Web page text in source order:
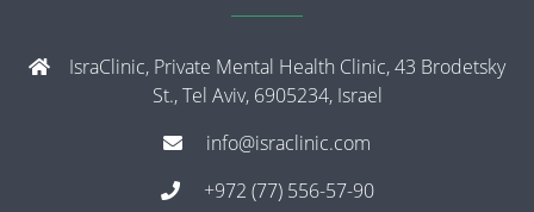
IsraClinic, Private Mental Health Clinic, 43 Brodetsky
St., Tel Aviv, 6905234, Israel
info@israclinic.com
+972 (77) 556-57-90